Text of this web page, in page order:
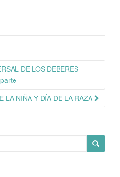
DE LOS DEBERES
LA NIÑA Y DÍA DE LA RAZA